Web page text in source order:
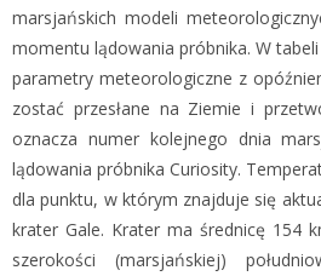
marsjańskich modeli
momentu lądowania próbnika. W
parametry meteorologiczne z
zostać przesłane na Ziemie i
oznacza numer kolejnego dnia
lądowania próbnika Curiosity.
dla punktu, w którym znajduje się
krater Gale. Krater ma średnicę 154
szerokości (marsjańskiej)